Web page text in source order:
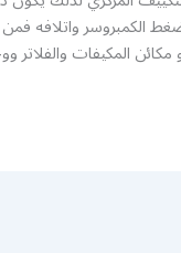
واتلافه
مكائن المكيفات والفلاتر